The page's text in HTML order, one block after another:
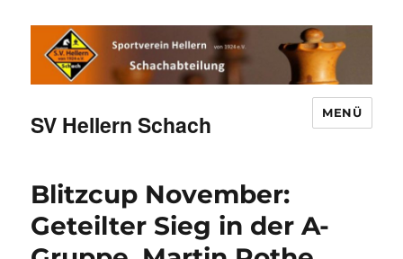
SV Hellern Schach MENÜ
Blitzcup November:
Geteilter Sieg in der A-